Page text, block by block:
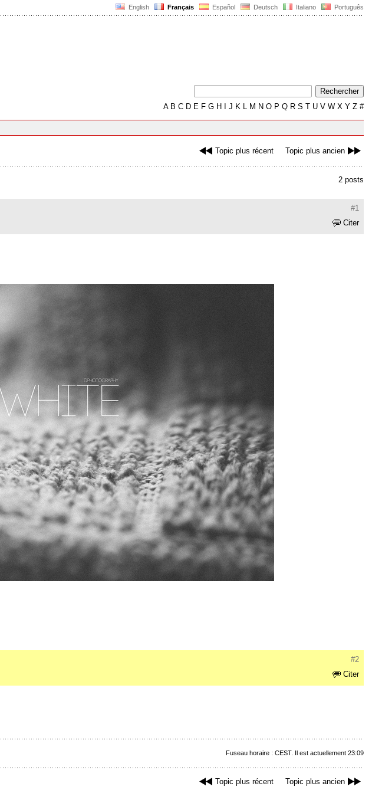
English Français Español Deutsch Italiano Português
AB C D E F G H J K L M N O P Q R S T U V W X Y Z #
Topic plus récent Topic plus ancien
2 posts
#1
Citer
#2
Citer
Fuseau horaire : CEST. Il est actuellement 23:09
Topic plus récent Topic plus ancien